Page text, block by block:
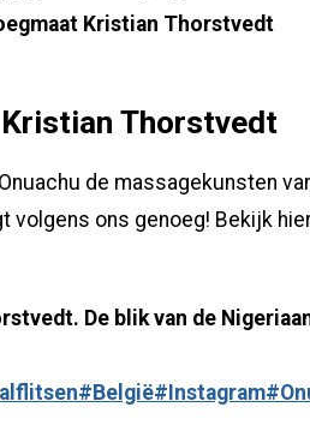
Kristian Thorstvedt
Thorstvedt
de massagekunsten
volgens ons genoeg! Bekijk
De blik van de
#België#Instagram